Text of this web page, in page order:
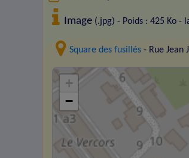
Image (.jpg) - Poids : 425 Ko -
Square des fusillés - Rue Jean
+
−